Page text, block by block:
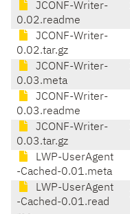
JCONF-Writer-
0.02.readme
JCONF-Writer-
0.02.tar.gz
JCONF-Writer-
0.03.meta
JCONF-Writer-
0.03.readme
JCONF-Writer-
0.03.tar.gz
LWP-UserAgent
-Cached-0.01.meta
LWP-UserAgent
-Cached-0.01.read